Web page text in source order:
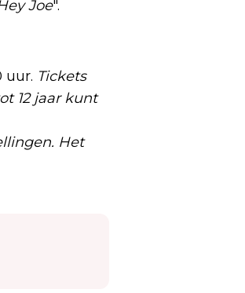
Joe".
uur. Tickets
12 jaar kunt
Het